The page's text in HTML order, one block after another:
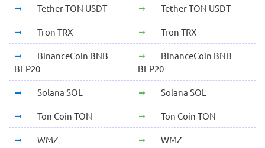
Tether TON USDT Tether TON USDT
Tron TRX Tron TRX
BinanceCoin BNB
BEP20
BinanceCoin BNB
BEP20
Solana SOL Solana SOL
Ton Coin TON Ton Coin TON
WMZ WMZ